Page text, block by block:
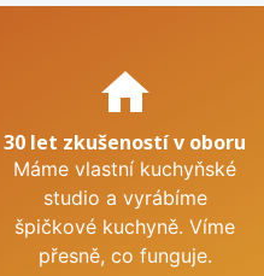
home
30 let zkušeností v oboru
Máme vlastní kuchyňské
studio a vyrábíme
špičkové kuchyně. Víme
přesně, co funguje.